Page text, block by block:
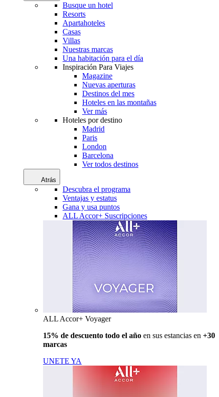
Busque un hotel
Resorts
Apartahoteles
Casas
Villas
Nuestras marcas
Una habitación para el día
Inspiración Para Viajes
Magazine
Nuevas aperturas
Destinos del mes
Hoteles en las montañas
Ver más
Hoteles por destino
Madrid
Paris
London
Barcelona
Ver todos destinos
Atrás
Descubra el programa
Ventajas y estatus
Gana y usa puntos
ALL Accor+ Suscripciones
ALL Accor+ Voyager
15% de descuento todo el año en sus estancias en +30
marcas
UNETE YA